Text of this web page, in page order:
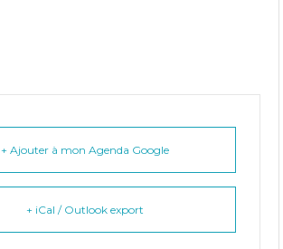
+ Ajouter à mon Agenda Google
+ iCal / Outlook export